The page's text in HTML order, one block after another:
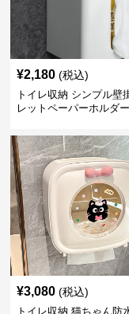
¥2,180 (税込)
トイレ収納 シンプル壁
レットペーパーホルダー
¥3,080 (税込)
トイレ収納 猫ちゃん防